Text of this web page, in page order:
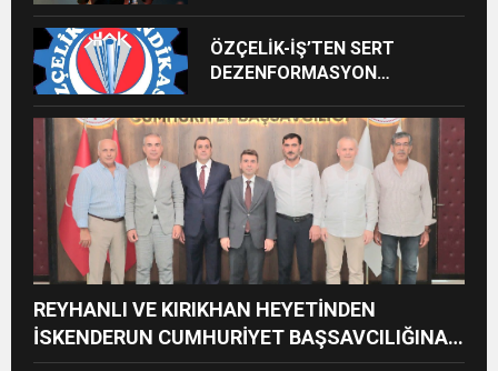
ÖZÇELİK-İŞ’TEN SERT
DEZENFORMASYON
CEZAİ SÜREÇ BAŞLATILDI”
REYHANLI VE KIRIKHAN HEYETİNDEN
İSKENDERUN CUMHURİYET BAŞSAVCILIĞINA
ZİYARET